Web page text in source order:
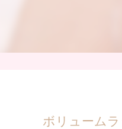
ボリューム